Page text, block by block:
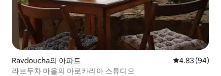
Ravdoucha의 아파트 평점 4.83점(5
4.83 (94)
라브두차 마을의 아로카리아 스튜디오